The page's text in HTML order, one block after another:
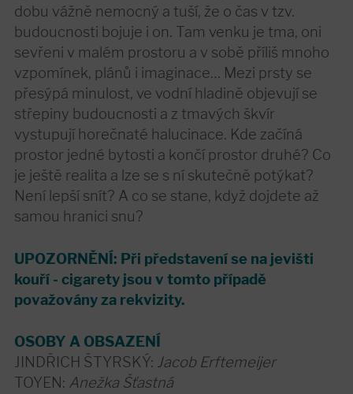
dobu vážně nemocný a tuší, že o čas v tzv.
budoucnosti bojuje i on. Tam venku je tma, oni
sevřeni v malém prostoru a v sobě příliš mnoho
vzpomínek, plánů i imaginace… Mezi prsty se
přesýpá minulost, ve vodní hladině objevují se
střepiny budoucnosti a z tmavých škvír
vystupují horečnaté halucinace. Kde začíná
prostor jedné bytosti a končí prostor druhé? Co
je ještě realita a lze se s ní skutečně potýkat?
Není lepší snít? A co se stane, když dojdete až
samou hranici snu?
UPOZORNĚNÍ: Při představení se na jevišti
kouří - cigarety jsou v tomto případě
považovány za rekvizity.
OSOBY A OBSAZENÍ
JINDŘICH ŠTYRSKÝ: Jacob Erftemeijer
TOYEN: Anežka Šťastná